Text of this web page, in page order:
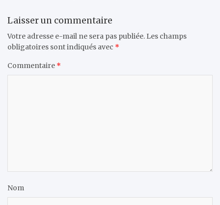
Laisser un commentaire
Votre adresse e-mail ne sera pas publiée. Les champs
obligatoires sont indiqués avec *
Commentaire *
Nom